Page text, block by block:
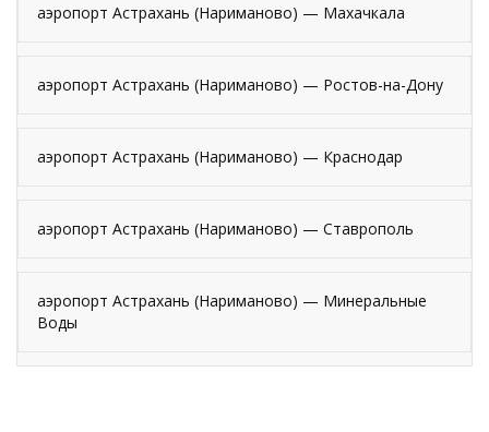
аэропорт Астрахань (Нариманово) — Махачкала
аэропорт Астрахань (Нариманово) — Ростов-на-Дону
аэропорт Астрахань (Нариманово) — Краснодар
аэропорт Астрахань (Нариманово) — Ставрополь
аэропорт Астрахань (Нариманово) — Минеральные
Воды